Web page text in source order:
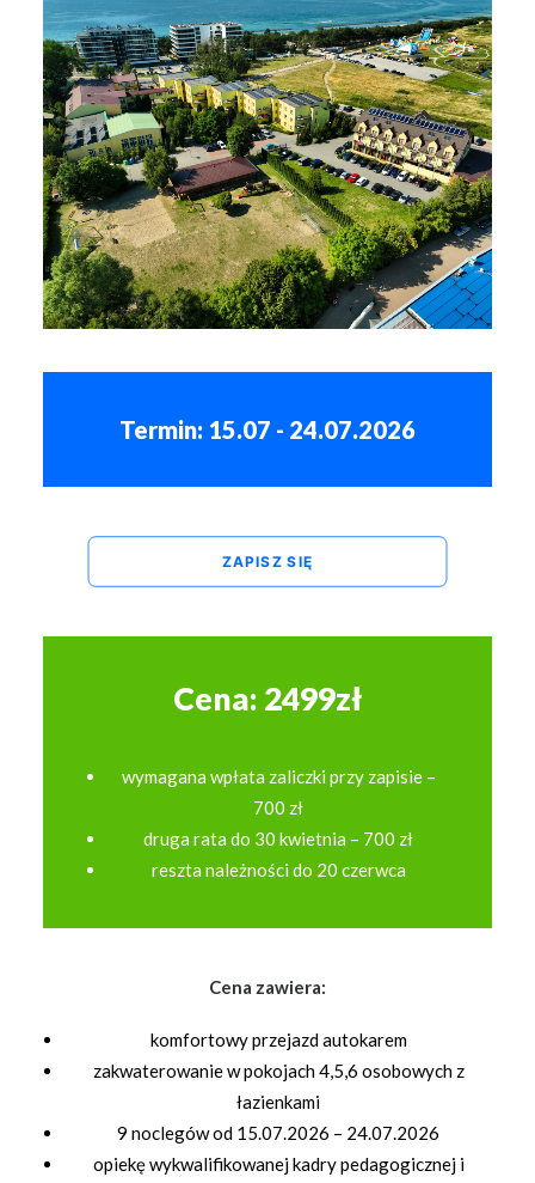
Termin: 15.07 - 24.07.2026
ZAPISZ SIĘ
Cena: 2499zł
wymagana wpłata zaliczki przy zapisie –
700 zł
druga rata do 30 kwietnia – 700 zł
reszta należności do 20 czerwca
Cena zawiera:
komfortowy przejazd autokarem
zakwaterowanie w pokojach 4,5,6 osobowych z
łazienkami
9 noclegów od 15.07.2026 – 24.07.2026
opiekę wykwalifikowanej kadry pedagogicznej i